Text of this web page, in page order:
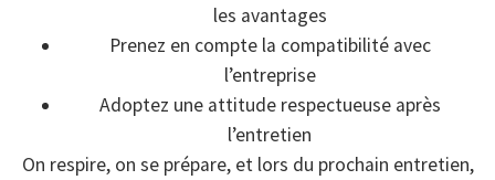
les avantages
Prenez en compte la compatibilité avec
l’entreprise
Adoptez une attitude respectueuse après
l’entretien
On respire, on se prépare, et lors du prochain entretien,